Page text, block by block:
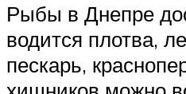
Рыбы в Днепре
водится плотва,
пескарь,